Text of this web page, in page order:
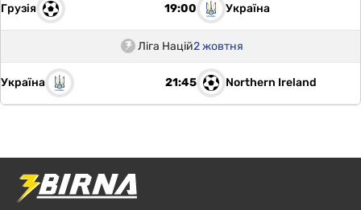
Грузія 19:00 Україна
Ліга Націй2 жовтня
Україна 21:45 Northern Ireland